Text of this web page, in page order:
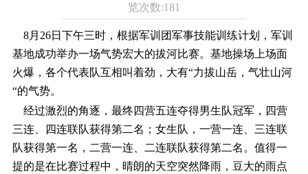
览次数:181
8月26日下午三时，根据军训团军事技能训练计划，军训
基地成功举办一场气势宏大的拔河比赛。基地操场上场面
火爆，各个代表队互相叫着劲，大有“力拔山岳，气壮山河
“的气势。
经过激烈的角逐，最终四营五连夺得男生队冠军，四营
三连、四连联队获得第二名；女生队，一营一连、三连联
队获得第一名，二营一连、二连联队获得第二名。值得一
提的是在比赛过程中，晴朗的天空突然降雨，豆大的雨点